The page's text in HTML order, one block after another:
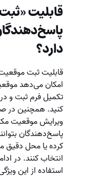
قابلیت
دارد؟
قابلیت ثبت
امکان می‌دهد
تکمیل فرم ثبت و
کنید. همچنین در
ویرایش موقعیت
پاسخ‌دهندگان
کرده یا محل دقیق
انتخاب کنند. در
استفاده از این